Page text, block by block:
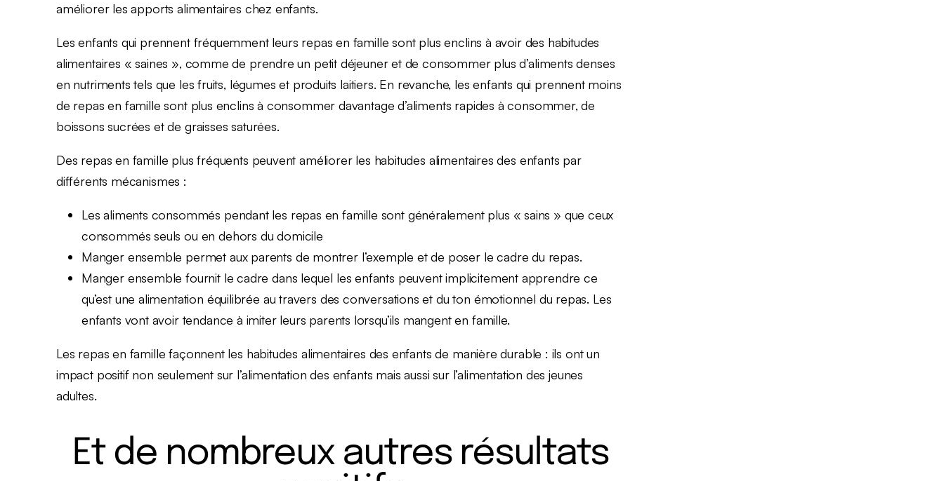
améliorer les apports alimentaires chez enfants.
Les enfants qui prennent fréquemment leurs repas en famille sont plus enclins à avoir des habitudes
alimentaires « saines », comme de prendre un petit déjeuner et de consommer plus d’aliments denses
en nutriments tels que les fruits, légumes et produits laitiers. En revanche, les enfants qui prennent moins
de repas en famille sont plus enclins à consommer davantage d’aliments rapides à consommer, de
boissons sucrées et de graisses saturées.
Des repas en famille plus fréquents peuvent améliorer les habitudes alimentaires des enfants par
différents mécanismes :
Les aliments consommés pendant les repas en famille sont généralement plus « sains » que ceux
consommés seuls ou en dehors du domicile
Manger ensemble permet aux parents de montrer l’exemple et de poser le cadre du repas.
Manger ensemble fournit le cadre dans lequel les enfants peuvent implicitement apprendre ce
qu’est une alimentation équilibrée au travers des conversations et du ton émotionnel du repas. Les
enfants vont avoir tendance à imiter leurs parents lorsqu’ils mangent en famille.
Les repas en famille façonnent les habitudes alimentaires des enfants de manière durable : ils ont un
impact positif non seulement sur l’alimentation des enfants mais aussi sur l’alimentation des jeunes
adultes.
Et de nombreux autres résultats